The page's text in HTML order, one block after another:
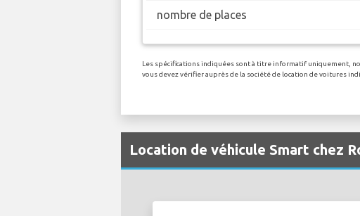
nombre de places
Les spécifications indiquées sont à titre informatif uniquement,
vous devez vérifier auprès de la société de location de voitures
Location de véhicule Smart chez